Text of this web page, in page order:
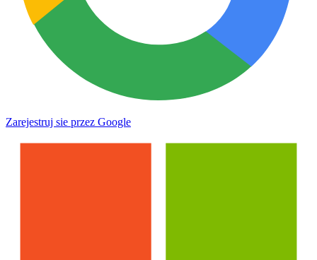
Zarejestruj sie przez Google